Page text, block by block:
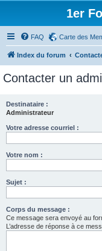
1er
FAQ Carte des
Index du forum
Contacter un
Destinataire :
Administrateur
Votre adresse courriel :
Votre nom :
Sujet :
Corps du message :
Ce message sera envoyé au
L’adresse de réponse à ce